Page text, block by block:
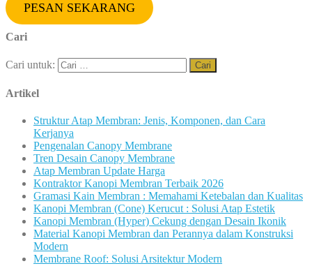
PESAN SEKARANG
Cari
Cari untuk:
Artikel
Struktur Atap Membran: Jenis, Komponen, dan Cara
Kerjanya
Pengenalan Canopy Membrane
Tren Desain Canopy Membrane
Atap Membran Update Harga
Kontraktor Kanopi Membran Terbaik 2026
Gramasi Kain Membran : Memahami Ketebalan dan Kualitas
Kanopi Membran (Cone) Kerucut : Solusi Atap Estetik
Kanopi Membran (Hyper) Cekung dengan Desain Ikonik
Material Kanopi Membran dan Perannya dalam Konstruksi
Modern
Membrane Roof: Solusi Arsitektur Modern